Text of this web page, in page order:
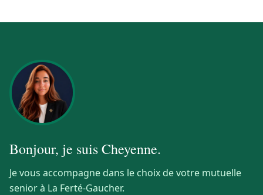
Bonjour, je suisCheyenne.
Je vous accompagne dans le choix de votre mutuelle
senior à La Ferté-Gaucher.